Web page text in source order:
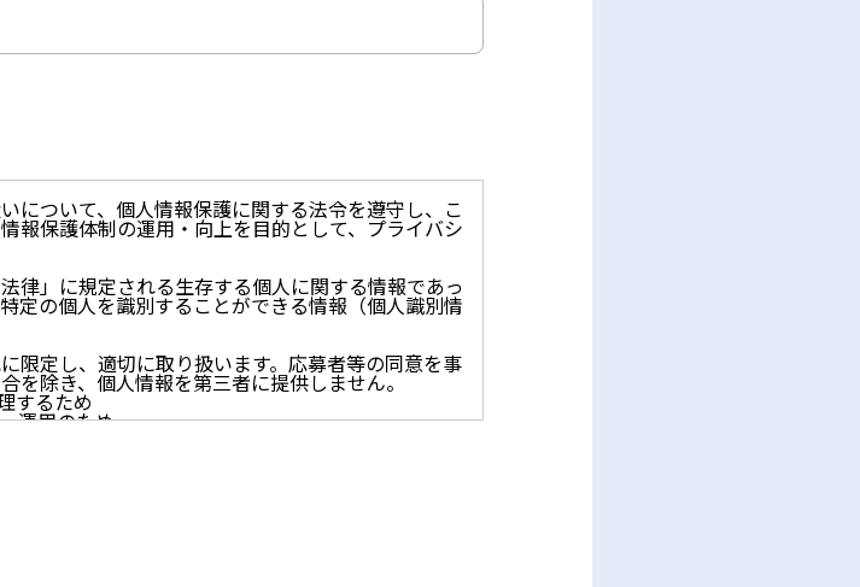
について、個人情報保護に関する法令を遵守し、こ
報保護体制の運用・向上を目的として、プライバシ
律」に規定される生存する個人に関する情報であっ
定の個人を識別することができる情報（個人識別情
限定し、適切に取り扱います。応募者等の同意を事
を除き、個人情報を第三者に提供しません。
するため
運用のため
め